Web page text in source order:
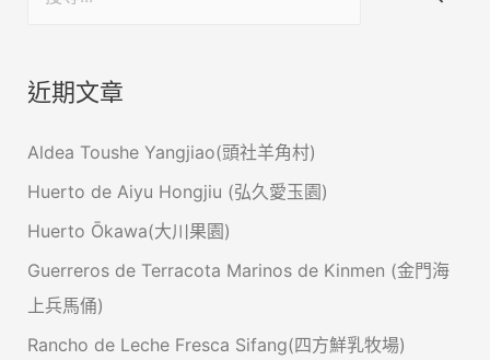
近期文章
Aldea Toushe Yangjiao(頭社羊角村)
Huerto de Aiyu Hongjiu (弘久愛玉園)
Huerto Ōkawa(大川果園)
Guerreros de Terracota Marinos de Kinmen (金門海
上兵馬俑)
Rancho de Leche Fresca Sifang(四方鮮乳牧場)